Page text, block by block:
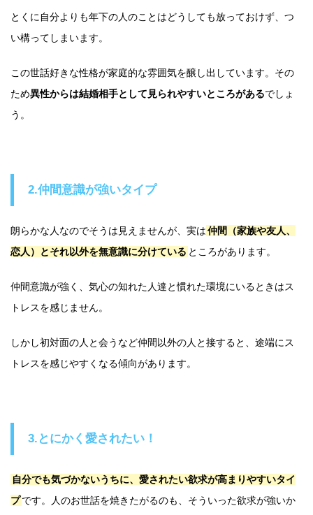
とくに自分よりも年下の人のことはどうしても放っておけず、つ
い構ってしまいます。
この世話好きな性格が家庭的な雰囲気を醸し出しています。その
ため異性からは結婚相手として見られやすいところがあるでしょ
う。
2.仲間意識が強いタイプ
朗らかな人なのでそうは見えませんが、実は仲間（家族や友人、
恋人）とそれ以外を無意識に分けている ところがあります。
仲間意識が強く、気心の知れた人達と慣れた環境にいるときはス
トレスを感じません。
しかし初対面の人と会うなど仲間以外の人と接すると、途端にス
トレスを感じやすくなる傾向があります。
3.とにかく愛されたい！
自分でも気づかないうちに、愛されたい欲求が高まりやすいタイ
プです。人のお世話を焼きたがるのも、そういった欲求が強いか